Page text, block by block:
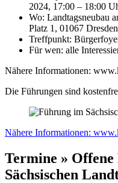
2024, 17:00 – 18:00
Wo: Landtagsneubau
Platz 1, 01067 Dresden
Treffpunkt:
Für wen: alle
Nähere Informationen:
Die Führungen sind
Nähere Informationen:
Termine »
Sächsischen